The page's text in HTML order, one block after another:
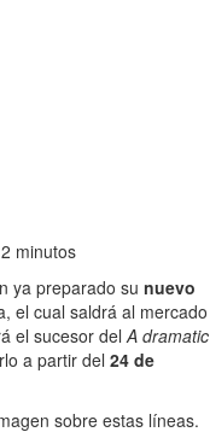
2 minutos
ya preparado su nuevo
el cual saldrá al mercado
el sucesor delA dramatic
a partir del 24 de
sobre estas líneas.